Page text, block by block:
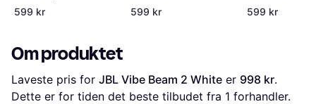
Headphone
599 kr
Wireless In-Ear
599 kr
Wireless In-Ear
599 kr
Om produktet
Laveste pris for JBL Vibe Beam 2 White er 998 kr.
Dette er for tiden det beste tilbudet fra 1 forhandler.